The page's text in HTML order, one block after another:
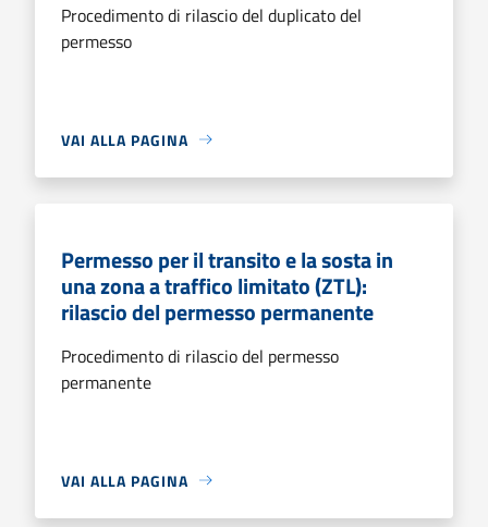
Procedimento di rilascio del duplicato del
permesso
VAI ALLA PAGINA
Permesso per il transito e la sosta in
una zona a traffico limitato (ZTL):
rilascio del permesso permanente
Procedimento di rilascio del permesso
permanente
VAI ALLA PAGINA